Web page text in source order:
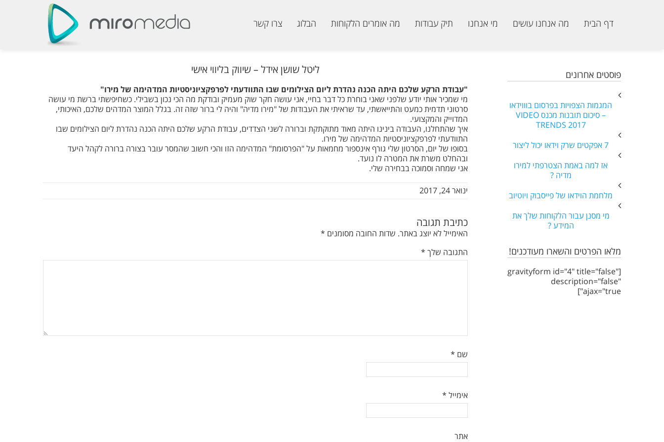
דף הבית מה אנחנו עושים מי אנחנו תיק עבודות מה אומרים הלקוחות הבלוג צרו קשר
ליטל שושן אידל – שיווק בליווי אישי
"עבודת הרקע שלכם היתה הכנה נהדרת ליום הצילומים שבו התוודעתי לפרפקציוניסטיות המדהימה של מירו"
מי שמכיר אותי יודע שלפני שאני בוחרת כל דבר בחיי, אני עושה חקר שוק מעמיק ובודקת מה הכי נכון בשבילי. כשחיפשתי ברשת מי עושה
סרטוני תדמית כמעט והתייאשתי, עד שראיתי את העבודות של "מירו מדיה" והיה לי ברור שזה זה. בגלל המוצר המדהים שלכם, האיכותי,
המדוייק והמקצועי.
איך שהתחלנו, העבודה בינינו היתה מאוד מתוקתקת וברורה לשני הצדדים, עבודת הרקע שלכם היתה הכנה נהדרת ליום הצילומים שבו
התוודעתי לפרפקציוניסטיות המדהימה של מירו.
בסופו של יום, הסרטון שלי גורף אינספור מחמאות על "הפרסומת" המדהימה הזו והכי חשוב שהמסר עובר בצורה ברורה לקהל היעד
ובהחלט משרת את המטרה לו נועד.
אני שמחה וסמוכה בבחירה שלי.
ינואר 24, 2017
כתיבת תגובה
האימייל לא יוצג באתר. שדות החובה מסומנים *
התגובה שלך *
שם *
אימייל *
אתר
פוסטים אחרונים
המגמות הצפויות בפרסום בוווידאו
– סיכום תובנות מכנס VIDEO
TRENDS 2017
7 אפקטים שרק וידאו יכול ליצור
אז למה באמת הצטרפתי למירו
מדיה ?
מלחמת הוידאו של פייסבוק ויוטיוב
מי מסנן עבור הלקוחות שלך את
המידע ?
מלאו הפרטים והשארו מעודכנים!
[gravityform id="4" title="false"
description="false"
ajax="true"]